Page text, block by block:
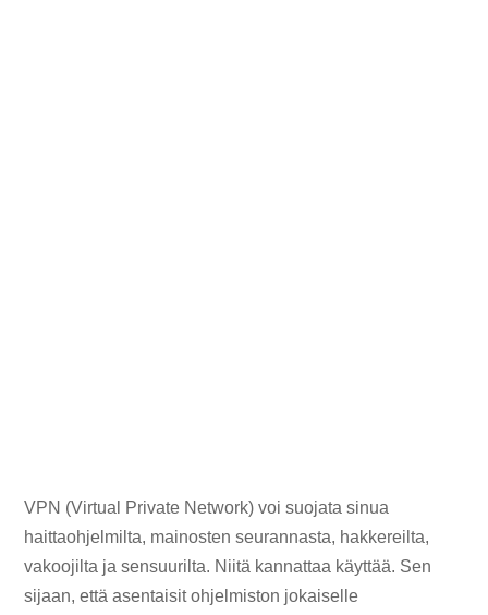
VPN (Virtual Private Network) voi suojata sinua
haittaohjelmilta, mainosten seurannasta, hakkereilta,
vakoojilta ja sensuurilta. Niitä kannattaa käyttää. Sen
sijaan, että asentaisit ohjelmiston jokaiselle